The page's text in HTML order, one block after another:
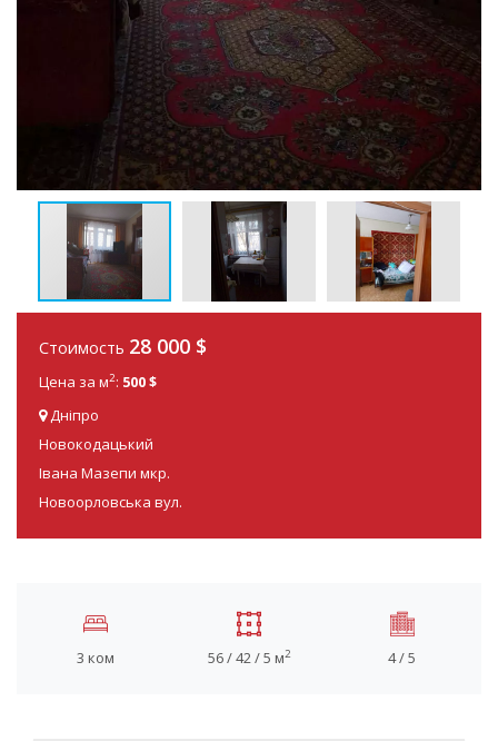
Стоимость 28 000 $
Цена за м2: 500 $
Дніпро
Новокодацький
Івана Мазепи мкр.
Новоорловська вул.
3 ком 56 / 42 / 5 м2 4 / 5